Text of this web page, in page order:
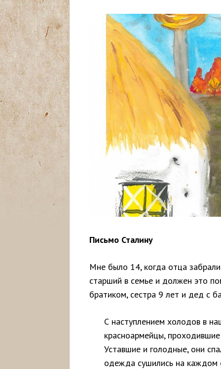
Письмо Сталину
Мне было 14, когда отца
старший в семье и должен это
братиком, сестра 9 лет и дед с
С наступлением холодов в
красноармейцы,
Уставшие и голодные, они
одежда сушились на каждом